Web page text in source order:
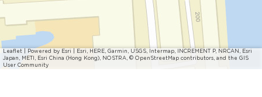
Leaflet
Powered by Esri | Esri, HERE, Garmin, USGS, Intermap, INCREMENT P, NRCAN, Esri
Japan, METI, Esri China (Hong Kong), NOSTRA, © OpenStreetMap contributors, and the GIS
User Community